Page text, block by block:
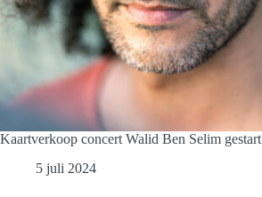
Kaartverkoop concert Walid Ben Selim gestart
5 juli 2024